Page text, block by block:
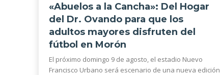
«Abuelos a la Cancha»: Del Hogar
del Dr. Ovando para que los
adultos mayores disfruten del
fútbol en Morón
El próximo domingo 9 de agosto, el estadio Nuevo
Francisco Urbano será escenario de una nueva edición